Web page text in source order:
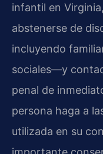
infantil en
abstenerse de
incluyendo
sociales—y
penal de
persona haga a
utilizada en su